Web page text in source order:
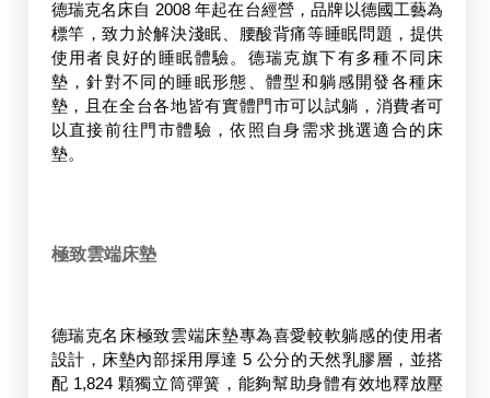
德瑞克名床自 2008 年起在台經營，品牌以德國工藝為
標竿，致力於解決淺眠、腰酸背痛等睡眠問題，提供
使用者良好的睡眠體驗。德瑞克旗下有多種不同床
墊，針對不同的睡眠形態、體型和躺感開發各種床
墊，且在全台各地皆有實體門市可以試躺，消費者可
以直接前往門市體驗，依照自身需求挑選適合的床
墊。
極致雲端床墊
德瑞克名床極致雲端床墊專為喜愛較軟躺感的使用者
設計，床墊內部採用厚達 5 公分的天然乳膠層，並搭
配 1,824 顆獨立筒彈簧，能夠幫助身體有效地釋放壓